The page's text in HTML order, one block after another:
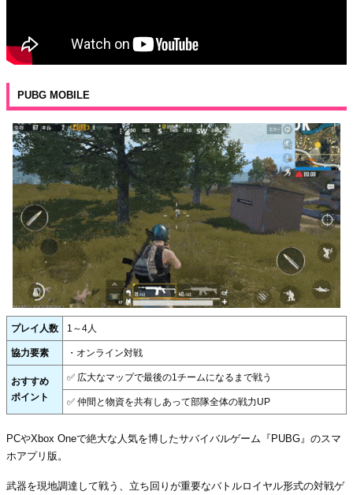
PUBG MOBILE
プレイ人数 1～4人
協力要素 ・オンライン対戦
おすすめ
ポイント
✅ 広大なマップで最後の1チームになるまで戦う
✅ 仲間と物資を共有しあって部隊全体の戦力UP
PCやXbox Oneで絶大な人気を博したサバイバルゲーム『PUBG』のスマ
ホアプリ版。
武器を現地調達して戦う、立ち回りが重要なバトルロイヤル形式の対戦ゲ